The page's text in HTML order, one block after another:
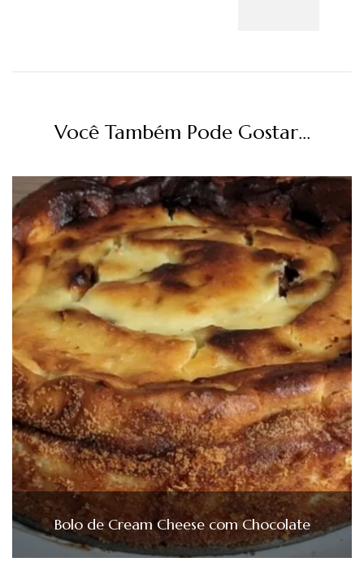
Você Também Pode Gostar...
Bolo de Cream Cheese com Chocolate